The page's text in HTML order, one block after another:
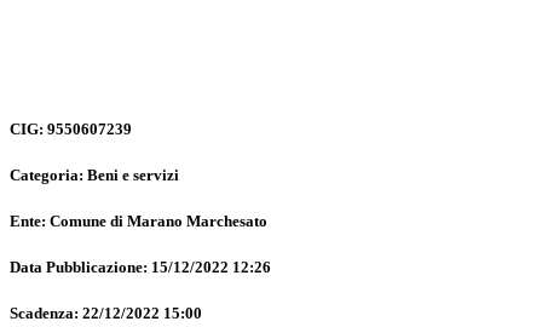
CIG: 9550607239
Categoria: Beni e servizi
Ente: Comune di Marano Marchesato
Data Pubblicazione: 15/12/2022 12:26
Scadenza: 22/12/2022 15:00